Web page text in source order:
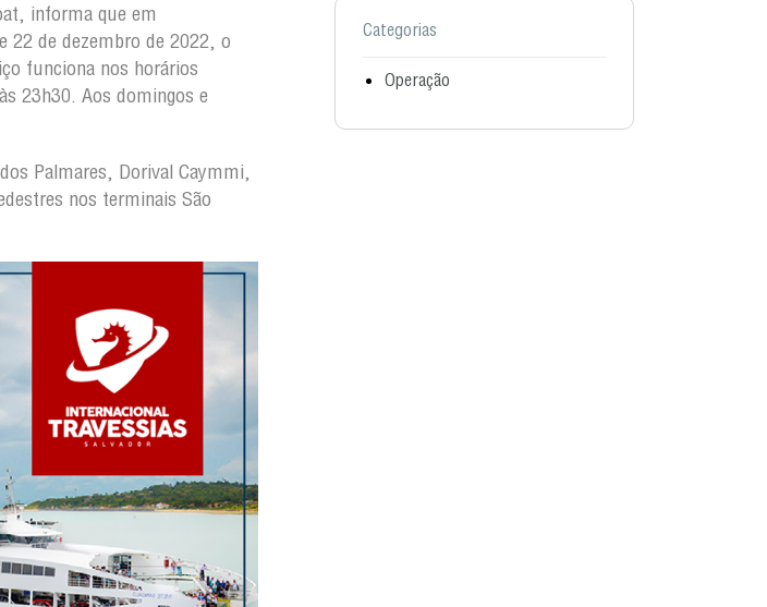
informa que em
22 de dezembro de 2022, o
funciona nos horários
23h30. Aos domingos e
Palmares, Dorival Caymmi,
nos terminais São
Categorias
Operação